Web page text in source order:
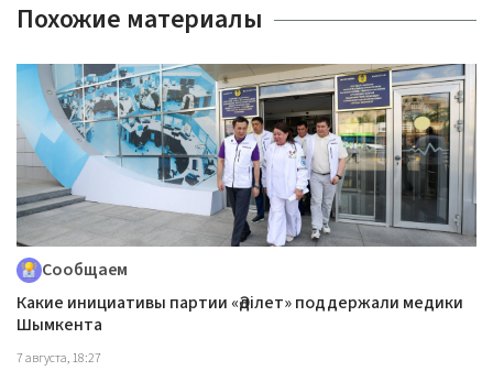
Похожие материалы
Сообщаем
Какие инициативы партии «Әділет» поддержали медики
Шымкента
7 августа, 18:27